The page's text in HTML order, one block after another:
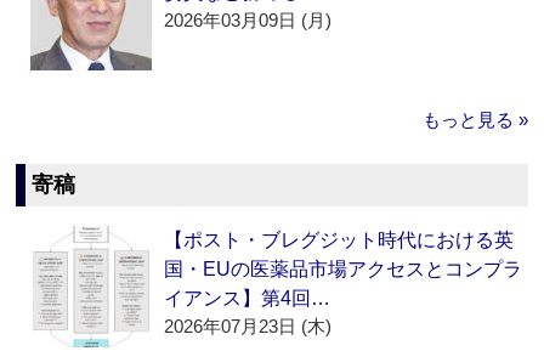
2026年03月09日 (月)
もっと見る »
寄稿
【ポスト・ブレグジット時代における英
国・EUの医薬品市場アクセスとコンプラ
イアンス】第4回…
2026年07月23日 (木)